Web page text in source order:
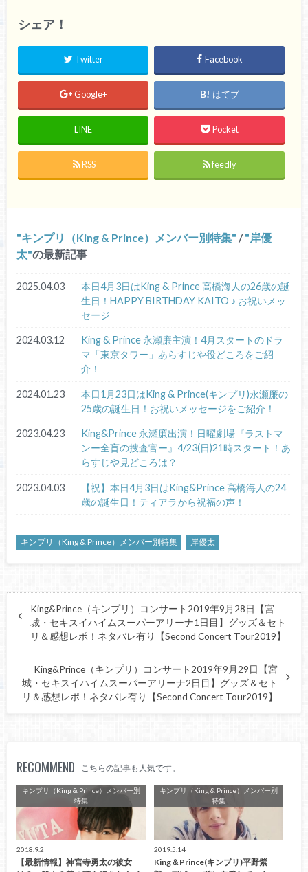
シェア！
Twitter Facebook
Google+ はてブ
LINE Pocket
RSS feedly
キンプリ（King & Prince）メンバー別特集 / 岸優
太 の最新記事
2025.04.03
本日4月3日はKing & Prince 高橋海人の26歳の誕
生日！HAPPY BIRTHDAY KAITO ♪ お祝いメッ
セージ
2024.03.12
King & Prince 永瀬廉主演！4月スタートのドラ
マ「東京タワー」あらすじや役どころをご紹
介！
2024.01.23
本日1月23日はKing & Prince(キンプリ)永瀬廉の
25歳の誕生日！お祝いメッセージをご紹介！
2023.04.23
King&Prince 永瀬廉出演！日曜劇場『ラストマ
ンー全盲の捜査官ー』4/23(日)21時スタート！あ
らすじや見どころは？
2023.04.03
【祝】本日4月3日はKing&Prince 高橋海人の24
歳の誕生日！ティアラから祝福の声！
キンプリ（King & Prince）メンバー別特集 岸優太
King&Prince（キンプリ）コンサート2019年9月28日【宮
城・セキスイハイムスーパーアリーナ1日目】グッズ＆セト
リ＆感想レポ！ネタバレ有り【Second Concert Tour2019】
King&Prince（キンプリ）コンサート2019年9月29日【宮
城・セキスイハイムスーパーアリーナ2日目】グッズ＆セト
リ＆感想レポ！ネタバレ有り【Second Concert Tour2019】
RECOMMEND こちらの記事も人気です。
キンプリ（King & Prince）メンバー別
特集
2018.9.2
【最新情報】神宮寺勇太の彼女
キンプリ（King & Prince）メンバー別
特集
2019.5.14
King＆Prince(キンプリ)平野紫